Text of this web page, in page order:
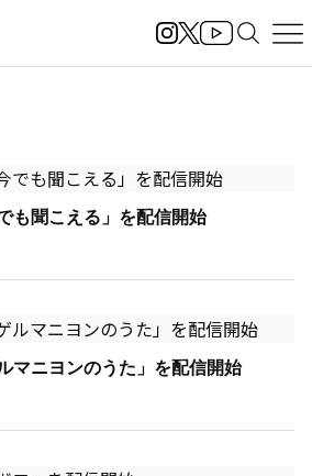
も聞こえる」を配信開始
マニヨンのうた」を配信開始